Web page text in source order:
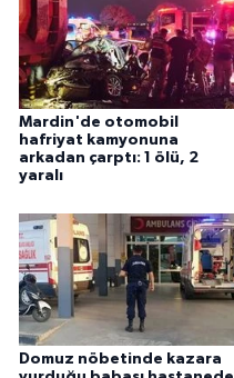
Mardin'de otomobil
hafriyat kamyonuna
arkadan çarptı: 1 ölü, 2
yaralı
Domuz nöbetinde kazara